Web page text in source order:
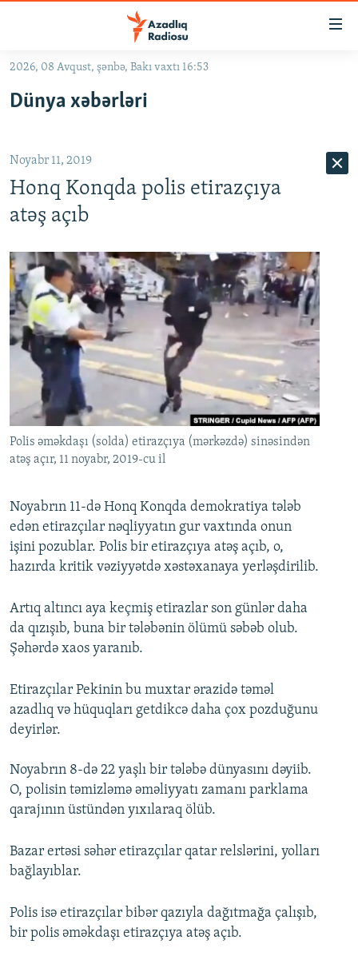
Əsas
qayıt
qayıt
Axtarışa
#İZAHLA
#ƏSLINDƏ
FƏRQƏ BAX
QANUNI DOĞRU
ARAŞDIRMA
MULTIMEDIA
VIDEO
FOTOQALEREYA
İNFOQRAFIKA
KARIKATURA
RADIO ARXIV
OXU ZALI
AZƏRBAYCAN ƏDƏBIYYATI KITABXANASI
İSLAM VƏ DEMOKRATIYA
HAQQIMIZDA
MISSIYAMIZ
PEŞƏ ETIKASI VƏ JURNALISTIKA STANDARTLARIMIZ
AZADLIQRADIOSU MOBIL TELEFONUNUZDA
XƏBƏR BÜLLETENLƏRIMIZ
BIZI IZLƏ
RFE/RL-in bütün saytları
2026, 08 Avqust, şənbə, Bakı vaxtı 16:53
Dünya xəbərləri
Noyabr 11, 2019
Honq Konqda polis etirazçıya
atəş açıb
Polis əməkdaşı (solda) etirazçıya (mərkəzdə) sinəsindən
atəş açır, 11 noyabr, 2019-cu il
Noyabrın 11-də Honq Konqda demokratiya tələb
edən etirazçılar nəqliyyatın gur vaxtında onun
işini pozublar. Polis bir etirazçıya atəş açıb, o,
hazırda kritik vəziyyətdə xəstəxanaya yerləşdirilib.
Artıq altıncı aya keçmiş etirazlar son günlər daha
da qızışıb, buna bir tələbənin ölümü səbəb olub.
Şəhərdə xaos yaranıb.
Etirazçılar Pekinin bu muxtar ərazidə təməl
azadlıq və hüquqları getdikcə daha çox pozduğunu
deyirlər.
Noyabrın 8-də 22 yaşlı bir tələbə dünyasını dəyiib.
O, polisin təmizləmə əməliyyatı zamanı parklama
qarajının üstündən yıxılaraq ölüb.
Bazar ertəsi səhər etirazçılar qatar relslərini, yolları
bağlayıblar.
Polis isə etirazçılar bibər qazıyla dağıtmağa çalışıb,
bir polis əməkdaşı etirazçıya atəş açıb.